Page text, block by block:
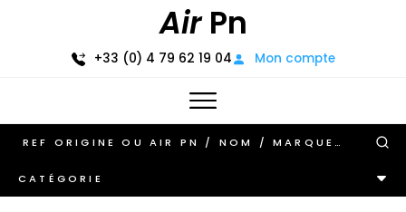
AirPn
+33 (0) 4 79 62 19 04 Mon compte
CATÉGORIE